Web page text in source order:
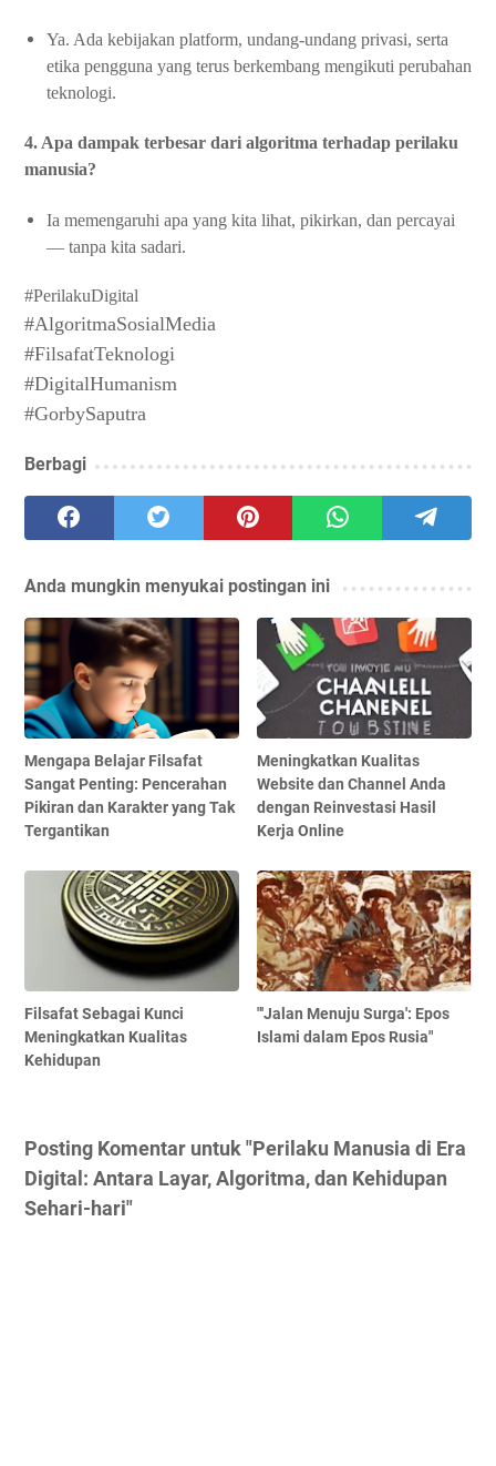
Ya. Ada kebijakan platform, undang-undang privasi, serta
etika pengguna yang terus berkembang mengikuti perubahan
teknologi.
4. Apa dampak terbesar dari algoritma terhadap perilaku
manusia?
Ia memengaruhi apa yang kita lihat, pikirkan, dan percayai
— tanpa kita sadari.
#PerilakuDigital
#AlgoritmaSosialMedia
#FilsafatTeknologi
#DigitalHumanism
#GorbySaputra
Berbagi
Anda mungkin menyukai postingan ini
Mengapa Belajar Filsafat
Sangat Penting: Pencerahan
Pikiran dan Karakter yang Tak
Tergantikan
Meningkatkan Kualitas
Website dan Channel Anda
dengan Reinvestasi Hasil
Kerja Online
Filsafat Sebagai Kunci
Meningkatkan Kualitas
Kehidupan
"'Jalan Menuju Surga': Epos
Islami dalam Epos Rusia"
Posting Komentar untuk "Perilaku Manusia di Era
Digital: Antara Layar, Algoritma, dan Kehidupan
Sehari-hari"